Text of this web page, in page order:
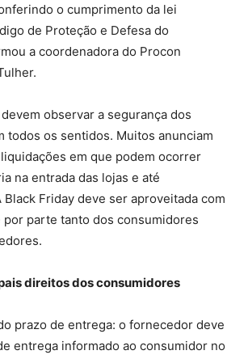
o cumprimento da lei
de Proteção e Defesa do
a coordenadora do Procon
observar a segurança dos
todos os sentidos. Muitos anunciam
em que podem ocorrer
na entrada das lojas e até
Black Friday deve ser aproveitada com
parte tanto dos consumidores
direitos dos consumidores
prazo de entrega: o fornecedor deve
entrega informado ao consumidor no